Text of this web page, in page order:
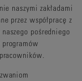
naszymi zakładami
przez współpracę z
pośredniego